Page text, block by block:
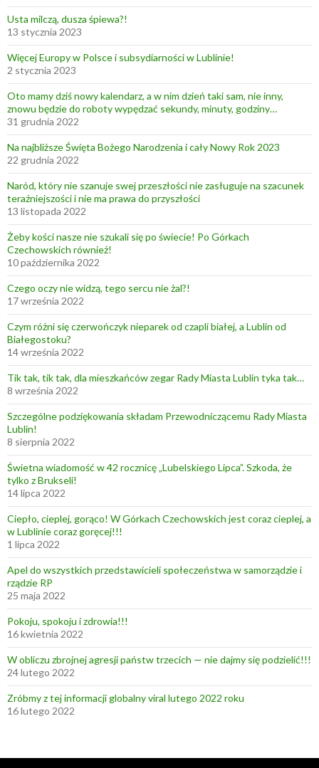
Usta milczą, dusza śpiewa?!
13 stycznia 2023
Więcej Europy w Polsce i subsydiarności w Lublinie!
2 stycznia 2023
Oto mamy dziś nowy kalendarz, a w nim dzień taki sam, nie inny,
znowu będzie do roboty wypędzać sekundy, minuty, godziny…
31 grudnia 2022
Na najbliższe Święta Bożego Narodzenia i cały Nowy Rok 2023
22 grudnia 2022
Naród, który nie szanuje swej przeszłości nie zasługuje na szacunek
teraźniejszości i nie ma prawa do przyszłości
13 listopada 2022
Żeby kości nasze nie szukali się po świecie! Po Górkach
Czechowskich również!
10 października 2022
Czego oczy nie widzą, tego sercu nie żal?!
17 września 2022
Czym różni się czerwończyk nieparek od czapli białej, a Lublin od
Białegostoku?
14 września 2022
Tik tak, tik tak, dla mieszkańców zegar Rady Miasta Lublin tyka tak…
8 września 2022
Szczególne podziękowania składam Przewodniczącemu Rady Miasta
Lublin!
8 sierpnia 2022
Świetna wiadomość w 42 rocznicę „Lubelskiego Lipca”. Szkoda, że
tylko z Brukseli!
14 lipca 2022
Ciepło, cieplej, gorąco! W Górkach Czechowskich jest coraz cieplej, a
w Lublinie coraz goręcej!!!
1 lipca 2022
Apel do wszystkich przedstawicieli społeczeństwa w samorządzie i
rządzie RP
25 maja 2022
Pokoju, spokoju i zdrowia!!!
16 kwietnia 2022
W obliczu zbrojnej agresji państw trzecich — nie dajmy się podzielić!!!
24 lutego 2022
Zróbmy z tej informacji globalny viral lutego 2022 roku
16 lutego 2022